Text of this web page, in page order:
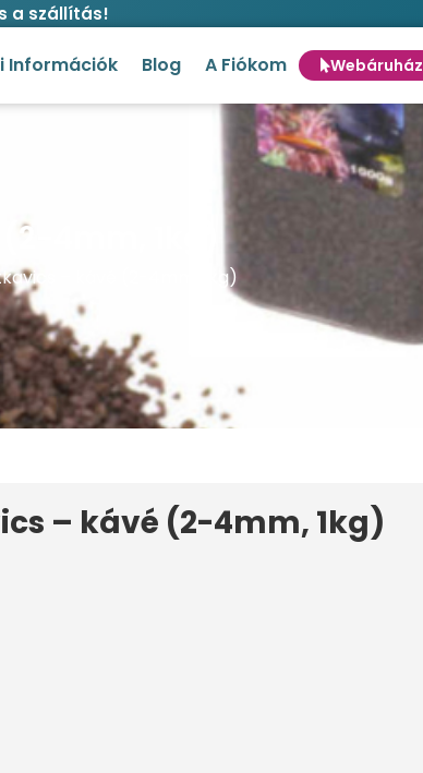
a szállítás!
Információk Blog A Fiókom Webáruház
4mm, 1kg)
– kávé (2-4mm, 1kg)
– kávé (2-4mm, 1kg)